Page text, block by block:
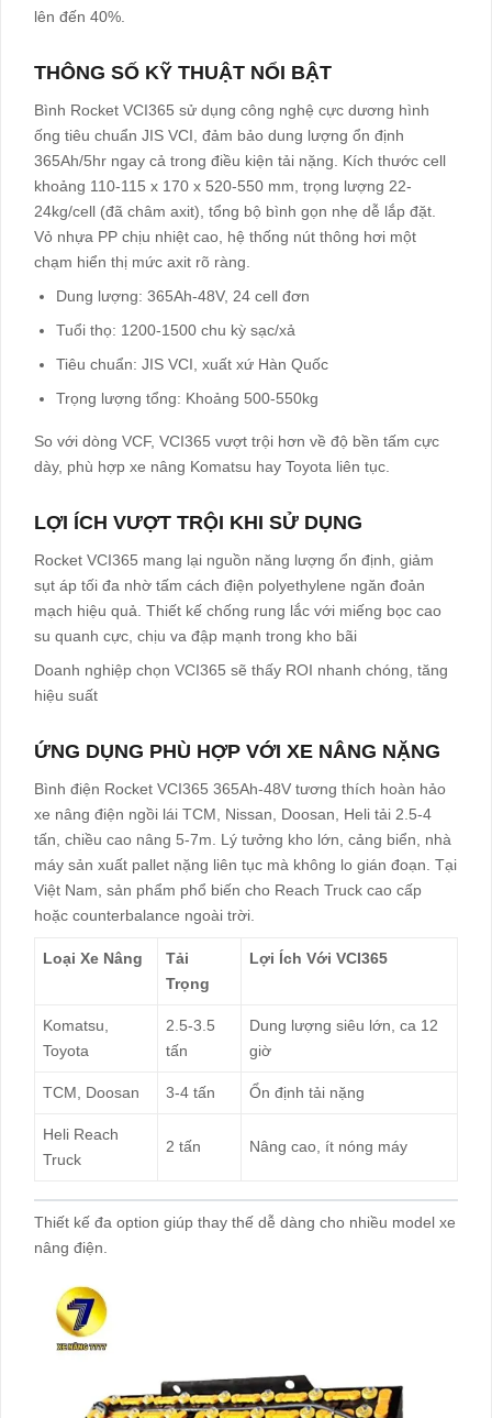
lên đến 40%.​
THÔNG SỐ KỸ THUẬT NỔI BẬT
Bình Rocket VCI365 sử dụng công nghệ cực dương hình
ống tiêu chuẩn JIS VCI, đảm bảo dung lượng ổn định
365Ah/5hr ngay cả trong điều kiện tải nặng. Kích thước cell
khoảng 110-115 x 170 x 520-550 mm, trọng lượng 22-
24kg/cell (đã châm axit), tổng bộ bình gọn nhẹ dễ lắp đặt.
Vỏ nhựa PP chịu nhiệt cao, hệ thống nút thông hơi một
chạm hiển thị mức axit rõ ràng.​
Dung lượng: 365Ah-48V, 24 cell đơn​
Tuổi thọ: 1200-1500 chu kỳ sạc/xả​
Tiêu chuẩn: JIS VCI, xuất xứ Hàn Quốc​
Trọng lượng tổng: Khoảng 500-550kg​
So với dòng VCF, VCI365 vượt trội hơn về độ bền tấm cực
dày, phù hợp xe nâng Komatsu hay Toyota liên tục.​
LỢI ÍCH VƯỢT TRỘI KHI SỬ DỤNG
Rocket VCI365 mang lại nguồn năng lượng ổn định, giảm
sụt áp tối đa nhờ tấm cách điện polyethylene ngăn đoản
mạch hiệu quả. Thiết kế chống rung lắc với miếng bọc cao
su quanh cực, chịu va đập mạnh trong kho bãi​
Doanh nghiệp chọn VCI365 sẽ thấy ROI nhanh chóng, tăng
hiệu suất ​
ỨNG DỤNG PHÙ HỢP VỚI XE NÂNG NẶNG
Bình điện Rocket VCI365 365Ah-48V tương thích hoàn hảo
xe nâng điện ngồi lái TCM, Nissan, Doosan, Heli tải 2.5-4
tấn, chiều cao nâng 5-7m. Lý tưởng kho lớn, cảng biển, nhà
máy sản xuất pallet nặng liên tục mà không lo gián đoạn. Tại
Việt Nam, sản phẩm phổ biến cho Reach Truck cao cấp
hoặc counterbalance ngoài trời.​
Loại Xe Nâng
Tải
Trọng
Lợi Ích Với VCI365
Komatsu,
Toyota
2.5-3.5
tấn
Dung lượng siêu lớn, ca 12
giờ ​
TCM, Doosan 3-4 tấn Ổn định tải nặng ​
Heli Reach
Truck
2 tấn Nâng cao, ít nóng máy ​
Thiết kế đa option giúp thay thế dễ dàng cho nhiều model xe
nâng điện.​